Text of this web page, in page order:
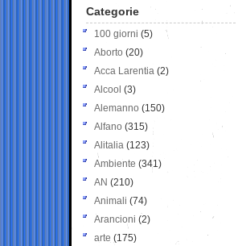
Categorie
100 giorni (5)
Aborto (20)
Acca Larentia (2)
Alcool (3)
Alemanno (150)
Alfano (315)
Alitalia (123)
Ambiente (341)
AN (210)
Animali (74)
Arancioni (2)
arte (175)